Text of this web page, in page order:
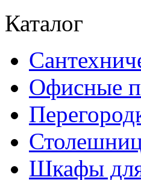
Каталог
Офисные
Шкафы для